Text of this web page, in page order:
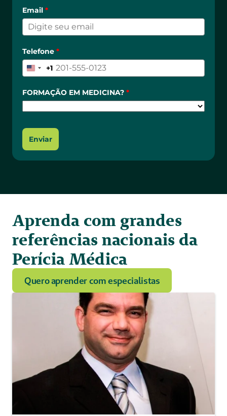
Aprenda com grandes
referências nacionais da
Perícia Médica
Quero aprender com especialistas